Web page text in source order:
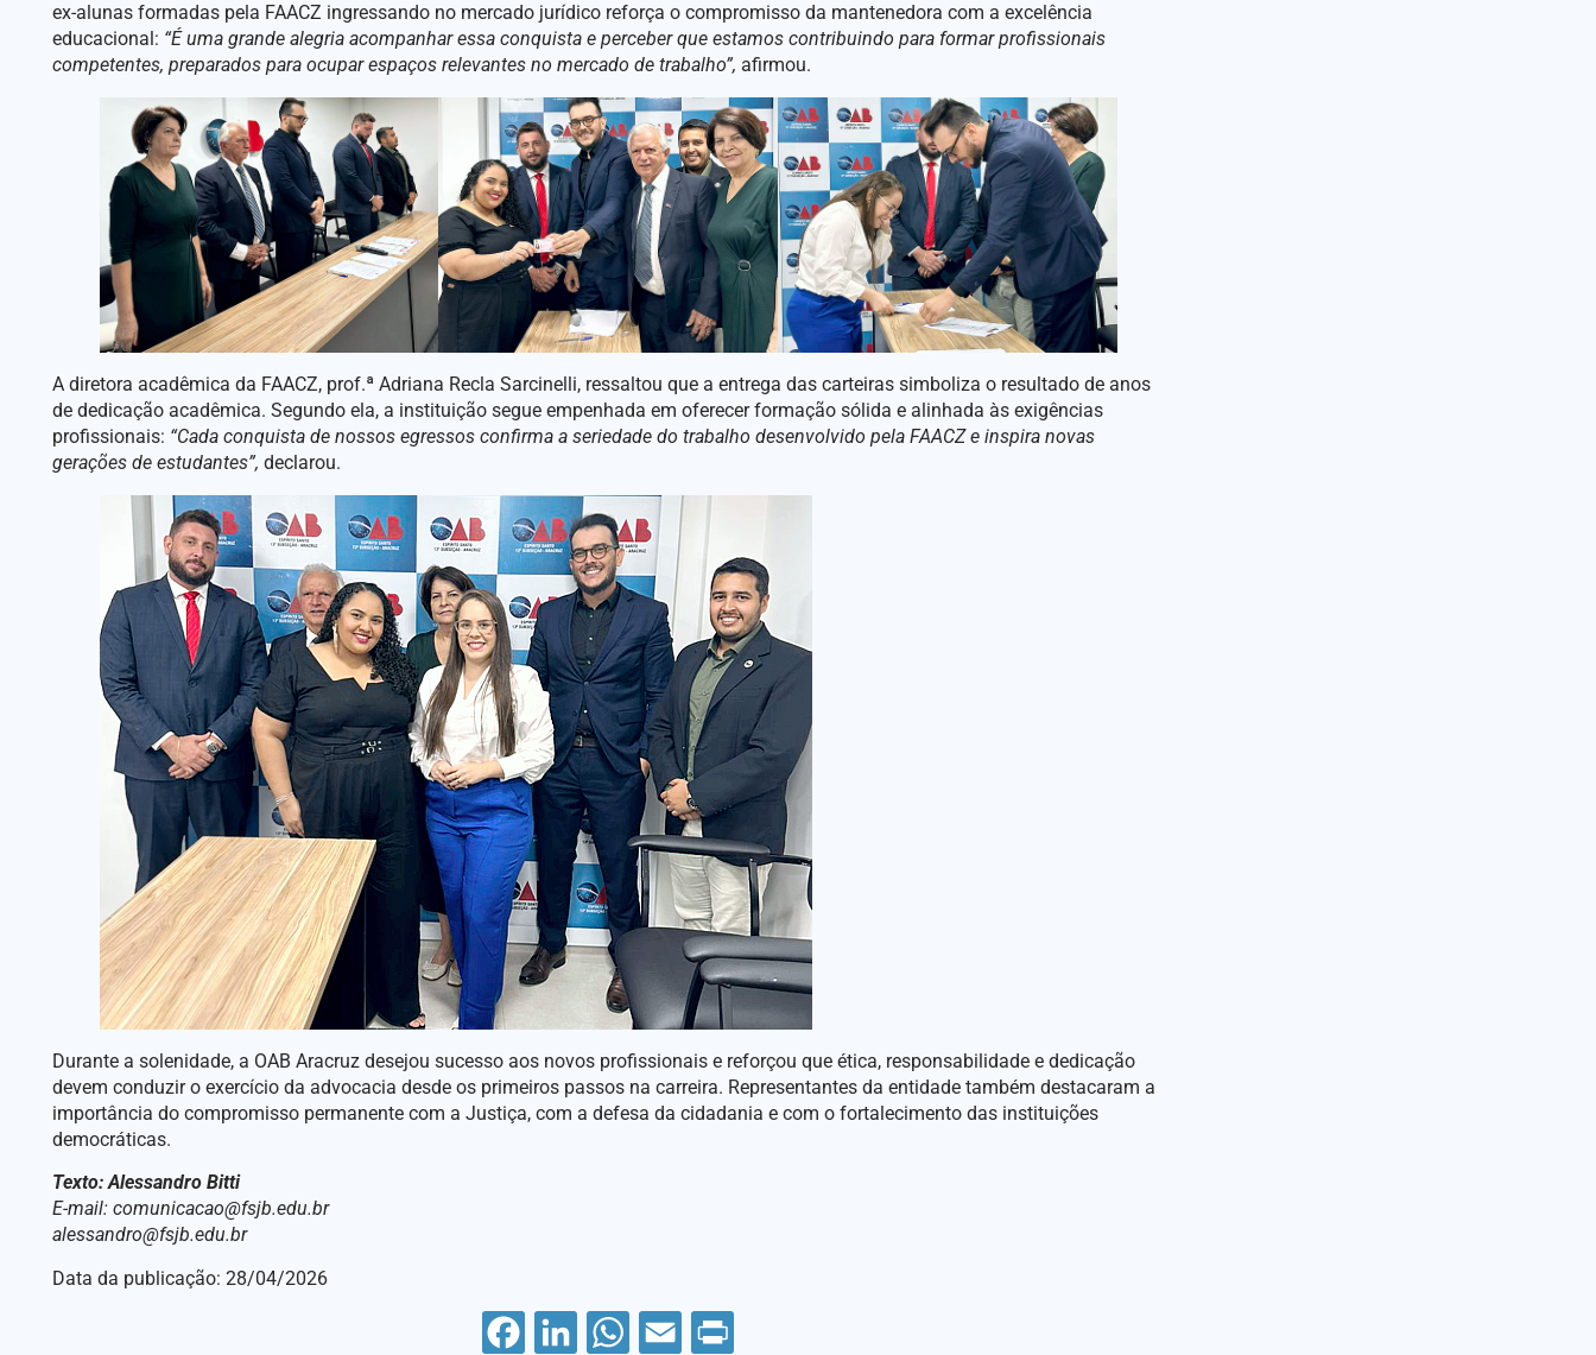
ex-alunas formadas pela FAACZ ingressando no mercado jurídico reforça o compromisso da mantenedora com a excelência
educacional: “É uma grande alegria acompanhar essa conquista e perceber que estamos contribuindo para formar profissionais
competentes, preparados para ocupar espaços relevantes no mercado de trabalho”, afirmou.
A diretora acadêmica da FAACZ, prof.ª Adriana Recla Sarcinelli, ressaltou que a entrega das carteiras simboliza o resultado de anos
de dedicação acadêmica. Segundo ela, a instituição segue empenhada em oferecer formação sólida e alinhada às exigências
profissionais: “Cada conquista de nossos egressos confirma a seriedade do trabalho desenvolvido pela FAACZ e inspira novas
gerações de estudantes”, declarou.
Durante a solenidade, a OAB Aracruz desejou sucesso aos novos profissionais e reforçou que ética, responsabilidade e dedicação
devem conduzir o exercício da advocacia desde os primeiros passos na carreira. Representantes da entidade também destacaram a
importância do compromisso permanente com a Justiça, com a defesa da cidadania e com o fortalecimento das instituições
democráticas.
Texto: Alessandro Bitti
E-mail: comunicacao@fsjb.edu.br
alessandro@fsjb.edu.br
Data da publicação: 28/04/2026
FacebookLinkedInWhatsApp
Email